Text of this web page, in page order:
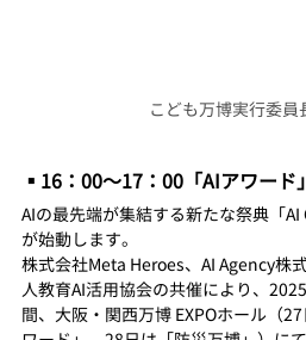
こども万博実行委員
▪️16：00〜17：00「AIアワード」
AIの最先端が集結する新たな祭典「AI
が始動します。
株式会社Meta Heroes、AI Agency株
人教育AI活用協会の共催により、
間、大阪・関西万博 EXPOホール（